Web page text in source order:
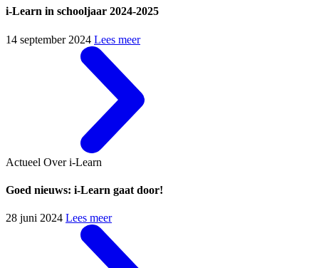
i-Learn in schooljaar 2024-2025
14 september 2024 Lees meer
Actueel Over i-Learn
Goed nieuws: i-Learn gaat door!
28 juni 2024 Lees meer